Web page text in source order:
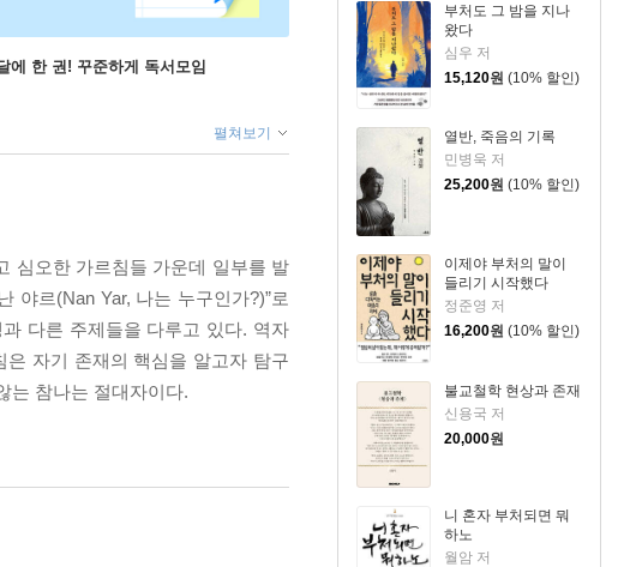
부처도 그 밤을 지나
왔다
심우 저
15,120원 (10% 할인)
열반, 죽음의 기록
민병욱 저
25,200원 (10% 할인)
이제야 부처의 말이
들리기 시작했다
정준영 저
16,200원 (10% 할인)
불교철학 현상과 존재
신용국 저
20,000원
니 혼자 부처되면 뭐
하노
월암 저
에 한 권! 꾸준하게 독서모임
펼쳐보기
심오한 가르침들 가운데 일부를 발
야르(Nan Yar, 나는 누구인가?)”로
다른 주제들을 다루고 있다. 역자
자기 존재의 핵심을 알고자 탐구
는 참나는 절대자이다.